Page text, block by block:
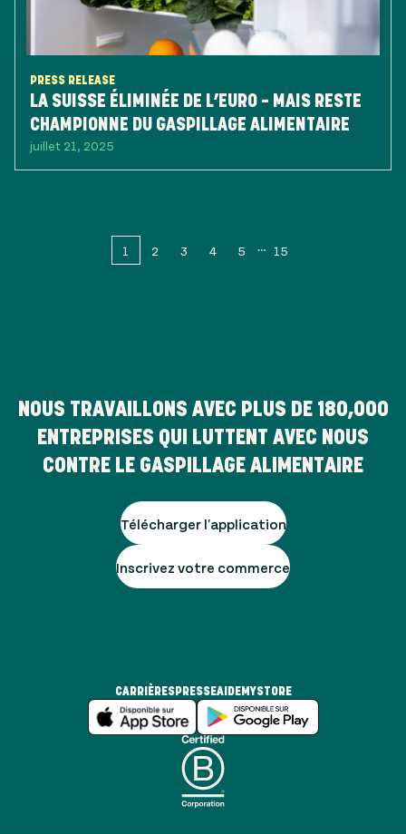
PRESS RELEASE
LA SUISSE ÉLIMINÉE DE L’EURO – MAIS RESTE
CHAMPIONNE DU GASPILLAGE ALIMENTAIRE
juillet 21, 2025
1 2 3 4 5 15
NOUS TRAVAILLONS AVEC PLUS DE 180,000
ENTREPRISES QUI LUTTENT AVEC NOUS
CONTRE LE GASPILLAGE ALIMENTAIRE
Télécharger l'application
Inscrivez votre commerce
CARRIÈRESPRESSEAIDEMYSTORE